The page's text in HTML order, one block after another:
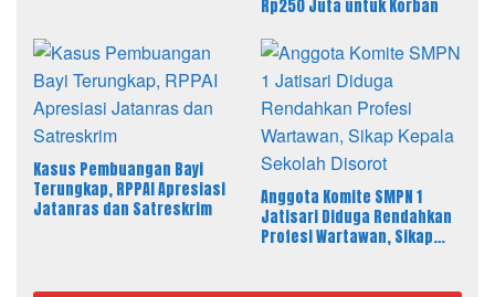
Rp250 Juta untuk Korban
Kasus Pembuangan Bayi
Terungkap, RPPAI Apresiasi
Jatanras dan Satreskrim
Anggota Komite SMPN 1
Jatisari Diduga Rendahkan
Profesi Wartawan, Sikap